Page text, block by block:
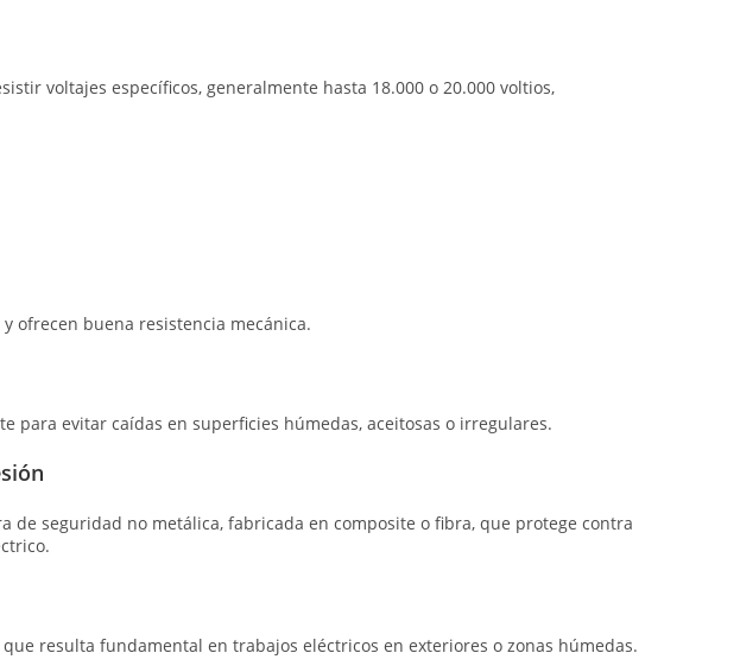
voltajes específicos, generalmente hasta 18.000 o 20.000 voltios,
ofrecen buena resistencia mecánica.
para evitar caídas en superficies húmedas, aceitosas o irregulares.
de seguridad no metálica, fabricada en composite o fibra, que protege contra
resulta fundamental en trabajos eléctricos en exteriores o zonas húmedas.